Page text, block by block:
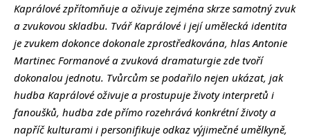
Kaprálové zpřítomňuje a oživuje zejména skrze samotný zvuk
a zvukovou skladbu. Tvář Kaprálové i její umělecká identita
je zvukem dokonce dokonale zprostředkována, hlas Antonie
Martinec Formanové a zvuková dramaturgie zde tvoří
dokonalou jednotu. Tvůrcům se podařilo nejen ukázat, jak
hudba Kaprálové oživuje a prostupuje životy interpretů i
fanoušků, hudba zde přímo rozehrává konkrétní životy a
napříč kulturami i personifikuje odkaz výjimečné umělkyně,